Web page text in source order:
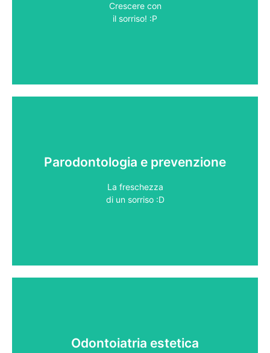
Crescere con
il sorriso! :​P
Crescere con
il sorriso! :​P
Parodontologia e prevenzione
La freschezza
di un sorriso :​D
La freschezza
di un sorriso :​D
→
Odontoiatria estetica
→